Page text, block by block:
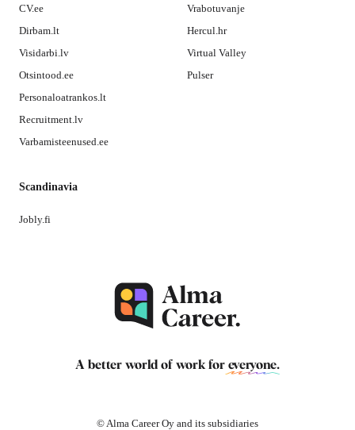
CV.ee
Dirbam.lt
Visidarbi.lv
Otsintood.ee
Personaloatrankos.lt
Recruitment.lv
Varbamisteenused.ee
Vrabotuvanje
Hercul.hr
Virtual Valley
Pulser
Scandinavia
Jobly.fi
A better world of work for everyone.
© Alma Career Oy and its subsidiaries